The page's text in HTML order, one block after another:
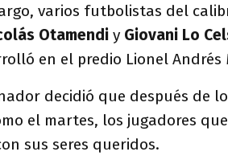
varios futbolistas del
Otamendi y Giovani Lo
en el predio Lionel Andrés
decidió que después de
el martes, los jugadores
sus seres queridos.